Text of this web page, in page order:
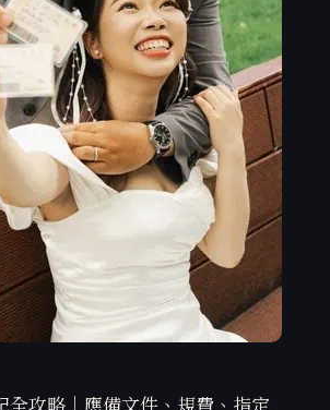
全攻略｜應備文件、規費、指定